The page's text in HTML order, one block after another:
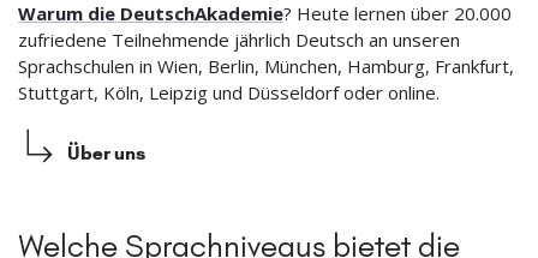
Warum die DeutschAkademie? Heute lernen über 20.000
zufriedene Teilnehmende jährlich Deutsch an unseren
Sprachschulen in Wien, Berlin, München, Hamburg, Frankfurt,
Stuttgart, Köln, Leipzig und Düsseldorf oder online.
Über uns
Welche Sprachniveaus bietet die